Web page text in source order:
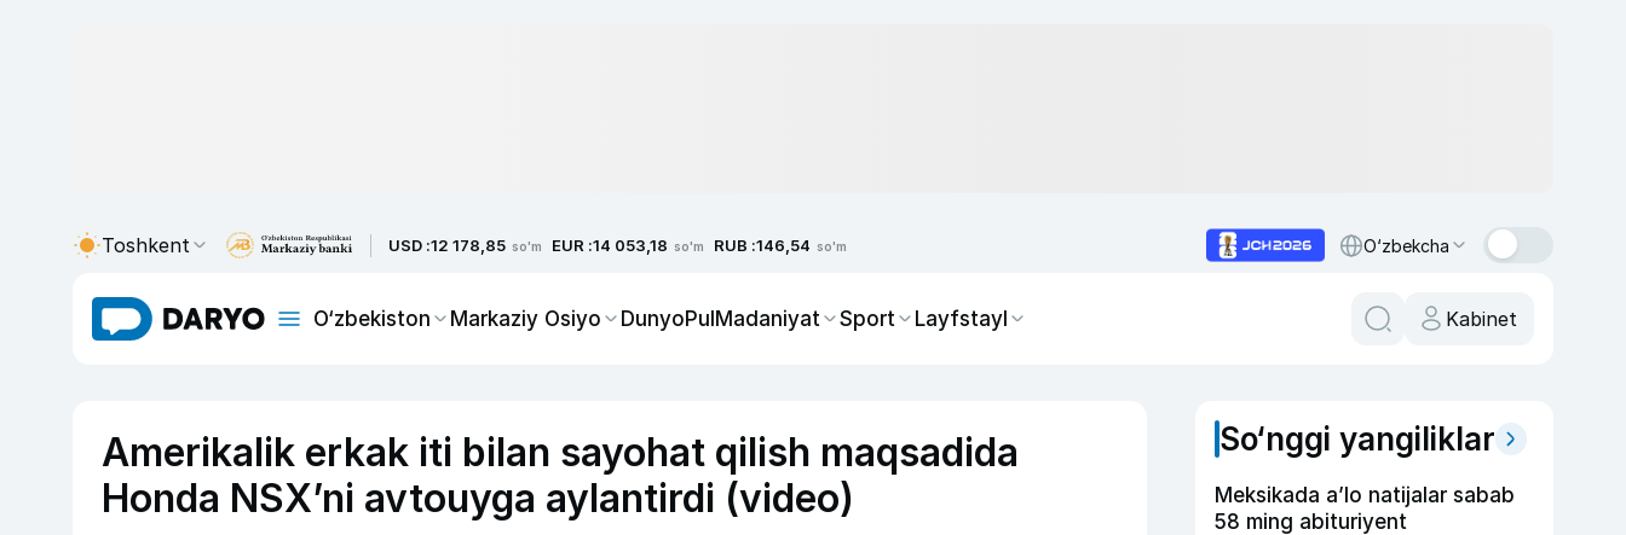
Toshkent USD :12 178,85 so'm EUR :14 053,18 so'm RUB :146,54 so'm O‘zbekcha
O‘zbekiston Markaziy Osiyo DunyoPulMadaniyat Sport Layfstayl Kabinet
Amerikalik erkak iti bilan sayohat qilish maqsadida
Honda NSX’ni avtouyga aylantirdi (video)
So‘nggi yangiliklar
Meksikada a’lo natijalar sabab
58 ming abituriyent